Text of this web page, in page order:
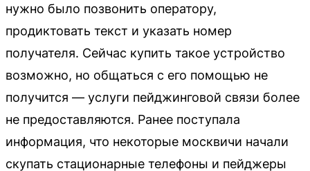
нужно было позвонить оператору,
продиктовать текст и указать номер
получателя. Сейчас купить такое устройство
возможно, но общаться с его помощью не
получится — услуги пейджинговой связи более
не предоставляются. Ранее поступала
информация, что некоторые москвичи начали
скупать стационарные телефоны и пейджеры